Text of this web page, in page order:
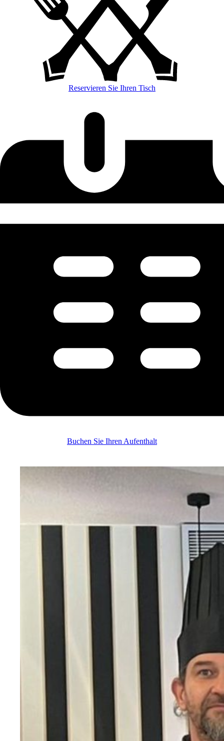
Reservieren Sie Ihren Tisch
Buchen Sie Ihren Aufenthalt